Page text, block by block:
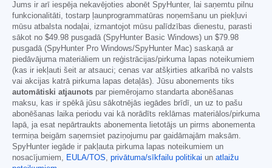
Jums ir arī iespēja nekavējoties abonēt SpyHunter, lai saņemtu pilnu
funkcionalitāti, tostarp ļaunprogrammatūras noņemšanu un piekļuvi
mūsu atbalsta nodaļai, izmantojot mūsu palīdzības dienestu, parasti
sākot no $49.98 pusgadā (SpyHunter Basic Windows) un $79.98
pusgadā (SpyHunter Pro Windows/SpyHunter Mac) saskaņā ar
piedāvājuma materiāliem un reģistrācijas/pirkuma lapas noteikumiem
(kas ir iekļauti šeit ar atsauci; cenas var atšķirties atkarībā no valsts
vai akcijas katrā pirkuma lapas detaļās). Jūsu abonements tiks
automātiski atjaunots par piemērojamo standarta abonēšanas
maksu, kas ir spēkā jūsu sākotnējās iegādes brīdī, un uz to pašu
abonēšanas laika periodu vai kā norādīts reklāmas materiālos/pirkuma
lapā, ja esat nepārtraukts abonementa lietotājs un pirms abonementa
termiņa beigām saņemsiet paziņojumu par gaidāmajām maksām.
SpyHunter iegāde ir pakļauta pirkuma lapas noteikumiem un
nosacījumiem, EULA/TOS, privātuma/sīkfailu politikai un atlaižu